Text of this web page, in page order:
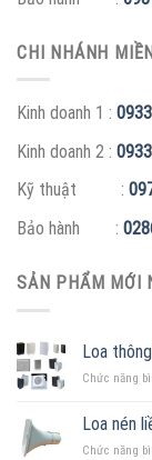
CHI NHÁNH
Kinh doanh 1 :
Kinh doanh 2 :
Kỹ thuật :
Bảo hành :
SẢN PHẨM MỚI
Loa
Chức năng
Loa nén
Chức năng